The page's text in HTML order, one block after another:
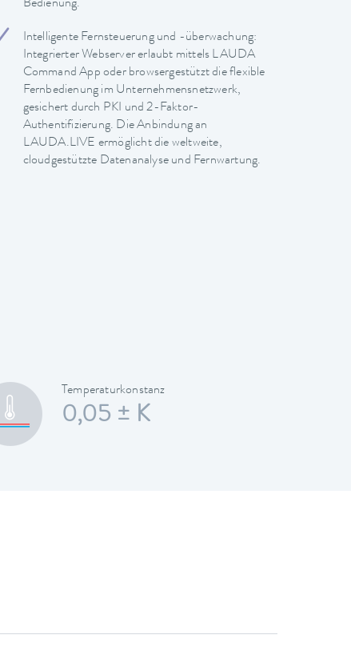
Bedienung.
Intelligente Fernsteuerung und -überwachung:
Integrierter Webserver erlaubt mittels LAUDA
Command App oder browsergestützt die flexible
Fernbedienung im Unternehmensnetzwerk,
gesichert durch PKI und 2-Faktor-
Authentifizierung. Die Anbindung an
LAUDA.LIVE ermöglicht die weltweite,
cloudgestützte Datenanalyse und Fernwartung.
Temperaturkonstanz
0,05 ± K